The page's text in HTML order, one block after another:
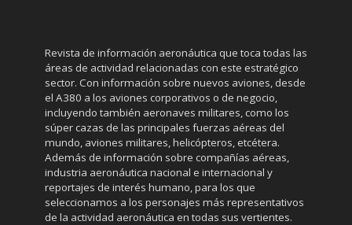
Revista de información aeronáutica que toca todas las
áreas de actividad relacionadas con este estratégico
sector. Con información sobre nuevos aviones, desde
el A380 a los aviones corporativos o de negocio,
incluyendo también aeronaves militares, como los
súper cazas de las principales fuerzas aéreas del
mundo, aviones militares, helicópteros, etcétera.
Además de información sobre compañías aéreas,
industria aeronáutica nacional e internacional y
reportajes de interés humano, para los que
seleccionamos a los personajes más representativos
de la actividad aeronáutica en todas sus vertientes.